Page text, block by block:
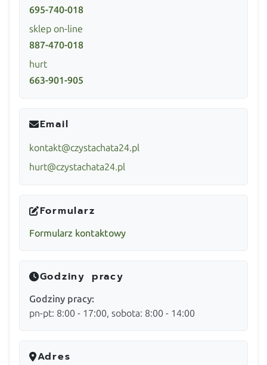
695-740-018
sklep on-line
887-470-018
hurt
663-901-905
Email
kontakt@czystachata24.pl
hurt@czystachata24.pl
Formularz
Formularz kontaktowy
Godziny pracy
Godziny pracy:
pn-pt: 8:00 - 17:00, sobota: 8:00 - 14:00
Adres